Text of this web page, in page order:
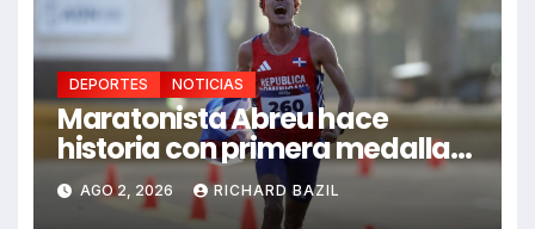
DEPORTES NOTICIAS
Maratonista Abreu hace
historia con primera medalla
en Juegos Santo Domingo
2026
AGO 2, 2026 RICHARD BAZIL